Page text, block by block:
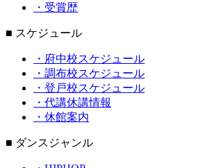
・受賞歴
■ スケジュール
・府中校スケジュール
・調布校スケジュール
・登戸校スケジュール
・代講休講情報
・休館案内
■ ダンスジャンル